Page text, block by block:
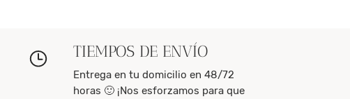
TIEMPOS DE ENVÍO
Entrega en tu domicilio en 48/72
horas 🙂 ¡Nos esforzamos para que